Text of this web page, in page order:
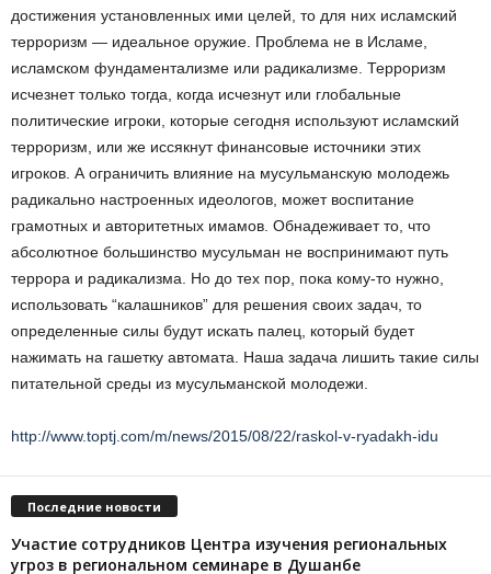
достижения установленных ими целей, то для них исламский
терроризм — идеальное оружие. Проблема не в Исламе,
исламском фундаментализме или радикализме. Терроризм
исчезнет только тогда, когда исчезнут или глобальные
политические игроки, которые сегодня используют исламский
терроризм, или же иссякнут финансовые источники этих
игроков. А ограничить влияние на мусульманскую молодежь
радикально настроенных идеологов, может воспитание
грамотных и авторитетных имамов. Обнадеживает то, что
абсолютное большинство мусульман не воспринимают путь
террора и радикализма. Но до тех пор, пока кому-то нужно,
использовать “калашников” для решения своих задач, то
определенные силы будут искать палец, который будет
нажимать на гашетку автомата. Наша задача лишить такие силы
питательной среды из мусульманской молодежи.
http://www.toptj.com/m/news/2015/08/22/raskol-v-ryadakh-idu
Последние новости
Участие сотрудников Центра изучения региональных
угроз в региональном семинаре в Душанбе